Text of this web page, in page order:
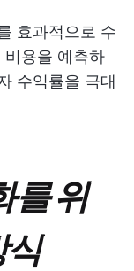
효과적으로 수
비용을 예측하
수익률을 극대
를 위
식